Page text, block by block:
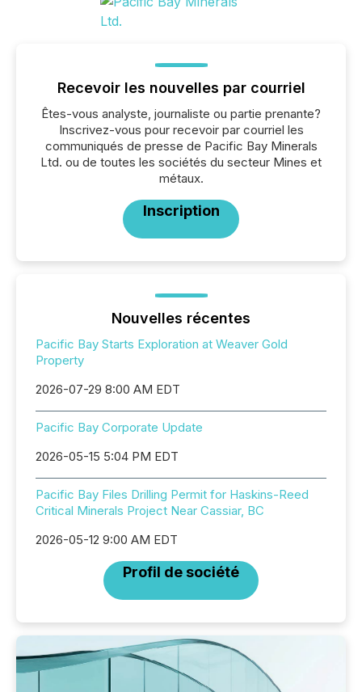
Recevoir les nouvelles par courriel
Êtes-vous analyste, journaliste ou partie prenante?
Inscrivez-vous pour recevoir par courriel les
communiqués de presse de Pacific Bay Minerals
Ltd. ou de toutes les sociétés du secteur Mines et
métaux.
Inscription
Nouvelles récentes
Pacific Bay Starts Exploration at Weaver Gold
Property
2026-07-29 8:00 AM EDT
Pacific Bay Corporate Update
2026-05-15 5:04 PM EDT
Pacific Bay Files Drilling Permit for Haskins-Reed
Critical Minerals Project Near Cassiar, BC
2026-05-12 9:00 AM EDT
Profil de société